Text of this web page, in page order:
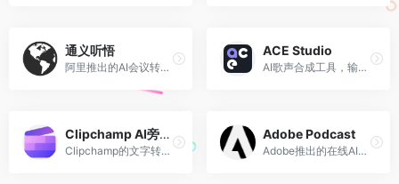
通义听悟
阿里推出的AI会议转录工具，万语千言，心领神悟
ACE Studio
AI歌声合成工具，输入歌词与旋律即可生成宛如真人的歌声
Clipchamp AI旁白生成器
Clipchamp的文字转语音生成器
Adobe Podcast
Adobe推出的在线AI音频录制和编辑工具